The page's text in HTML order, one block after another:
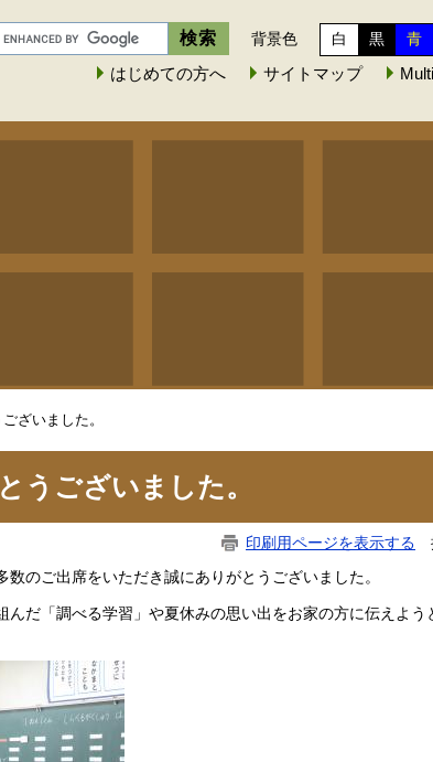
背景色 白 黒 青
はじめての方へ サイトマップ
ざいました。
うございました。
印刷用ページを表示する
のご出席をいただき誠にありがとうございました。
だ「調べる学習」や夏休みの思い出をお家の方に伝えよう